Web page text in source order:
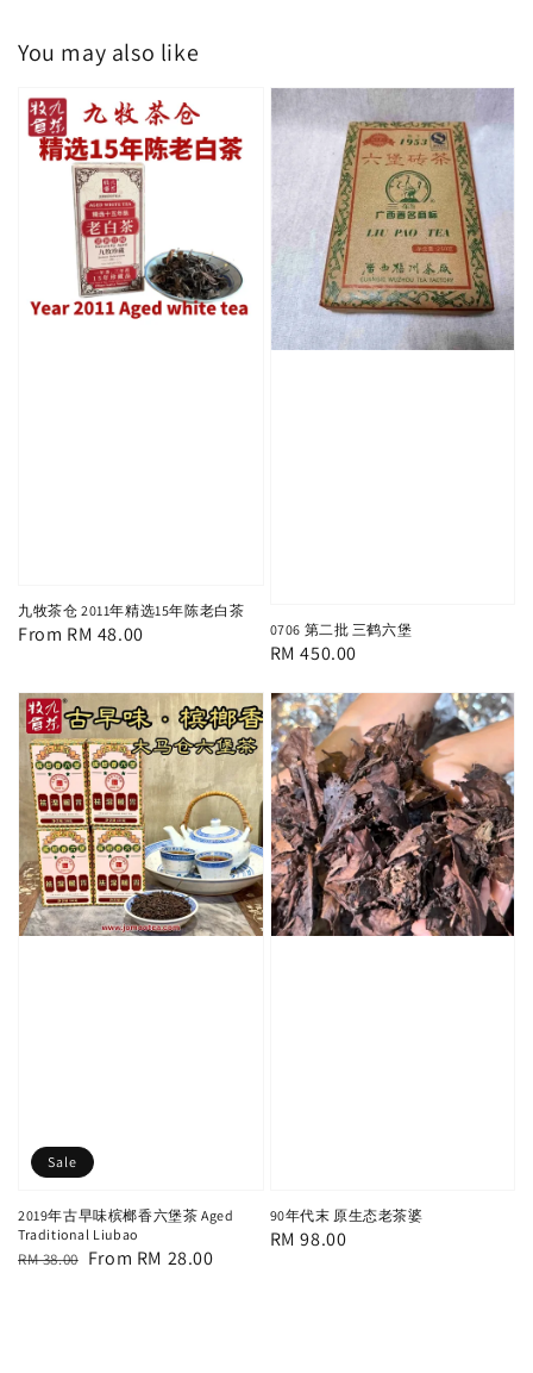
You may also like
九牧茶仓 2011年精选15年陈老白茶
Regular
From RM 48.00 0706 第二批 三鹤六堡
Regular
RM 450.00
Sale
2019年古早味槟榔香六堡茶 Aged
Traditional Liubao
Regular
RM 38.00 Sale
From RM 28.00
90年代末 原生态老茶婆
Regular
RM 98.00